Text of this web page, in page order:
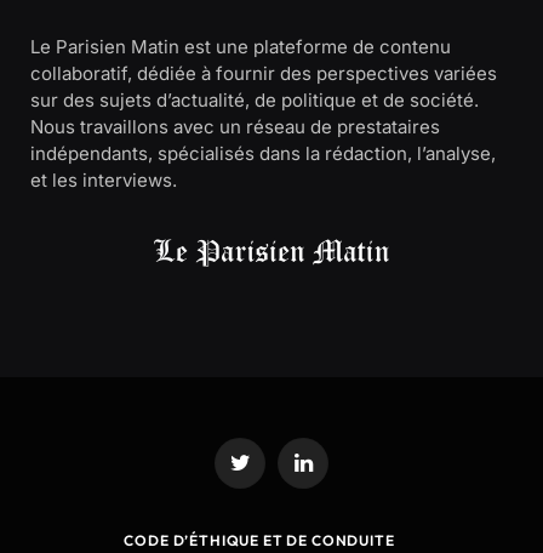
Le Parisien Matin est une plateforme de contenu
collaboratif, dédiée à fournir des perspectives variées
sur des sujets d’actualité, de politique et de société.
Nous travaillons avec un réseau de prestataires
indépendants, spécialisés dans la rédaction, l’analyse,
et les interviews.
Twitter LinkedIn
CODE D’ÉTHIQUE ET DE CONDUITE